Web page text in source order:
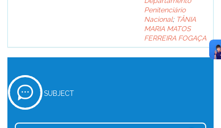
Penitenciário
Nacional; TÂNIA
MARIA MATOS
FERREIRA FOGAÇA
SUBJECT